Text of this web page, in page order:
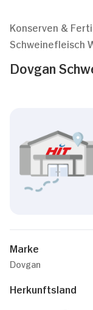
Konserven &
Schweinefleisch
Dovgan
Marke
Dovgan
Herkunftsland